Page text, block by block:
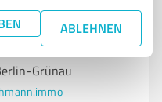
ABLEHNEN
MEHRFAMILIENHAUS
Grünau